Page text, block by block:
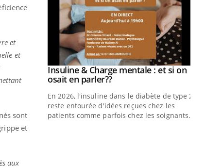
et
et
sont
et
aux
pour
ou
qui la rend
Youtube
Insuline & Charge mentale : et si on
osait en parler??Youtube
En 2026, l'insuline dans le diabète de type 2
reste entourée d'idées reçues chez les
patients comme parfois chez les soignants.